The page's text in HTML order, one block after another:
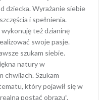
dziecka. Wyrażanie siebie
i spełnienia.
wykonuję też dzianinę
swoje pasje.
szukam siebie.
natury w
chwilach. Szukam
który pojawił się w
postać obrazu”.